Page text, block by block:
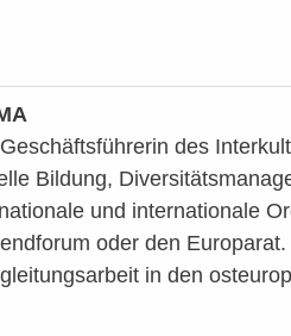
des
Bildung,
und internationale
oder den
in den